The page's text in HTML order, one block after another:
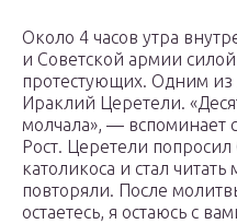
Около 4 часов утра
и Советской армии
протестующих. Одним
Ираклий Церетели.
молчала», — вспоминает
Рост. Церетели попросил
католикоса и стал
повторяли. После
остаетесь, я остаюсь с